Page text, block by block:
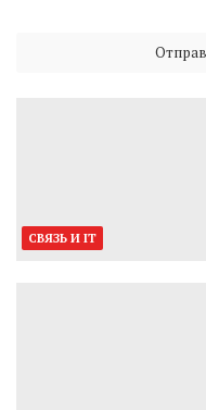
СВЯЗЬ И IT